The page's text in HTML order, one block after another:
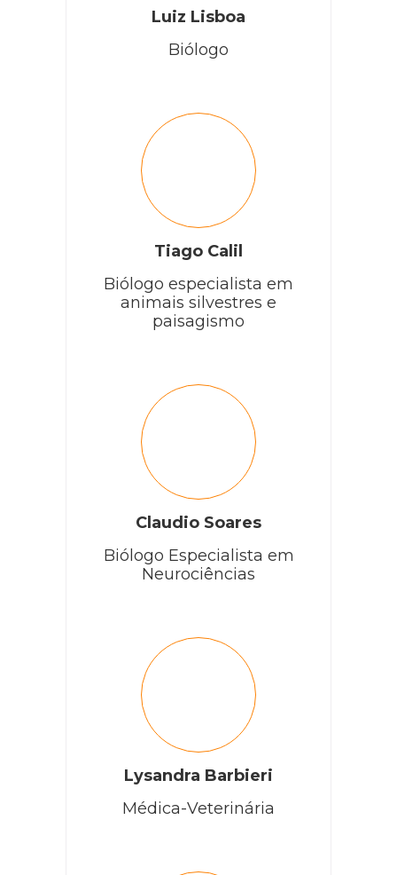
Luiz Lisboa
Biólogo
Tiago Calil
Biólogo especialista em
animais silvestres e
paisagismo
Claudio Soares
Biólogo Especialista em
Neurociências
Lysandra Barbieri
Médica-Veterinária